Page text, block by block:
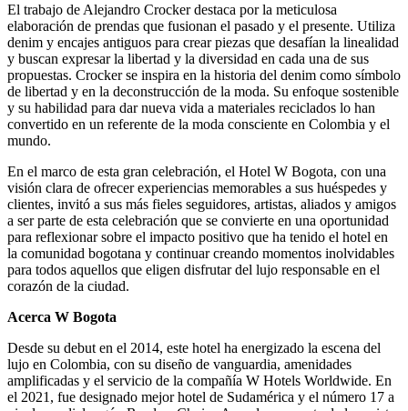
El trabajo de Alejandro Crocker destaca por la meticulosa
elaboración de prendas que fusionan el pasado y el presente. Utiliza
denim y encajes antiguos para crear piezas que desafían la linealidad
y buscan expresar la libertad y la diversidad en cada una de sus
propuestas. Crocker se inspira en la historia del denim como símbolo
de libertad y en la deconstrucción de la moda. Su enfoque sostenible
y su habilidad para dar nueva vida a materiales reciclados lo han
convertido en un referente de la moda consciente en Colombia y el
mundo.
En el marco de esta gran celebración, el Hotel W Bogota, con una
visión clara de ofrecer experiencias memorables a sus huéspedes y
clientes, invitó a sus más fieles seguidores, artistas, aliados y amigos
a ser parte de esta celebración que se convierte en una oportunidad
para reflexionar sobre el impacto positivo que ha tenido el hotel en
la comunidad bogotana y continuar creando momentos inolvidables
para todos aquellos que eligen disfrutar del lujo responsable en el
corazón de la ciudad.
Acerca W Bogota
Desde su debut en el 2014, este hotel ha energizado la escena del
lujo en Colombia, con su diseño de vanguardia, amenidades
amplificadas y el servicio de la compañía W Hotels Worldwide. En
el 2021, fue designado mejor hotel de Sudamérica y el número 17 a